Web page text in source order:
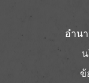
อำน
ข้